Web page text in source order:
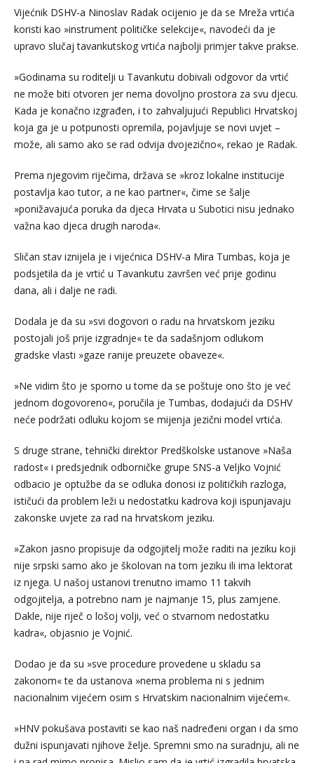
Vijećnik DSHV-a Ninoslav Radak ocijenio je da se Mreža vrtića
koristi kao »instrument političke selekcije«, navodeći da je
upravo slučaj tavankutskog vrtića najbolji primjer takve prakse.
»Godinama su roditelji u Tavankutu dobivali odgovor da vrtić
ne može biti otvoren jer nema dovoljno prostora za svu djecu.
Kada je konačno izgrađen, i to zahvaljujući Republici Hrvatskoj
koja ga je u potpunosti opremila, pojavljuje se novi uvjet –
može, ali samo ako se rad odvija dvojezično«, rekao je Radak.
Prema njegovim riječima, država se »kroz lokalne institucije
postavlja kao tutor, a ne kao partner«, čime se šalje
»ponižavajuća poruka da djeca Hrvata u Subotici nisu jednako
važna kao djeca drugih naroda«.
Sličan stav iznijela je i vijećnica DSHV-a Mira Tumbas, koja je
podsjetila da je vrtić u Tavankutu završen već prije godinu
dana, ali i dalje ne radi.
Dodala je da su »svi dogovori o radu na hrvatskom jeziku
postojali još prije izgradnje« te da sadašnjom odlukom
gradske vlasti »gaze ranije preuzete obaveze«.
»Ne vidim što je sporno u tome da se poštuje ono što je već
jednom dogovoreno«, poručila je Tumbas, dodajući da DSHV
neće podržati odluku kojom se mijenja jezični model vrtića.
S druge strane, tehnički direktor Predškolske ustanove »Naša
radost« i predsjednik odborničke grupe SNS-a Veljko Vojnić
odbacio je optužbe da se odluka donosi iz političkih razloga,
ističući da problem leži u nedostatku kadrova koji ispunjavaju
zakonske uvjete za rad na hrvatskom jeziku.
»Zakon jasno propisuje da odgojitelj može raditi na jeziku koji
nije srpski samo ako je školovan na tom jeziku ili ima lektorat
iz njega. U našoj ustanovi trenutno imamo 11 takvih
odgojitelja, a potrebno nam je najmanje 15, plus zamjene.
Dakle, nije riječ o lošoj volji, već o stvarnom nedostatku
kadra«, objasnio je Vojnić.
Dodao je da su »sve procedure provedene u skladu sa
zakonom« te da ustanova »nema problema ni s jednim
nacionalnim vijećem osim s Hrvatskim nacionalnim vijećem«.
»HNV pokušava postaviti se kao naš nadređeni organ i da smo
dužni ispunjavati njihove želje. Spremni smo na suradnju, ali ne